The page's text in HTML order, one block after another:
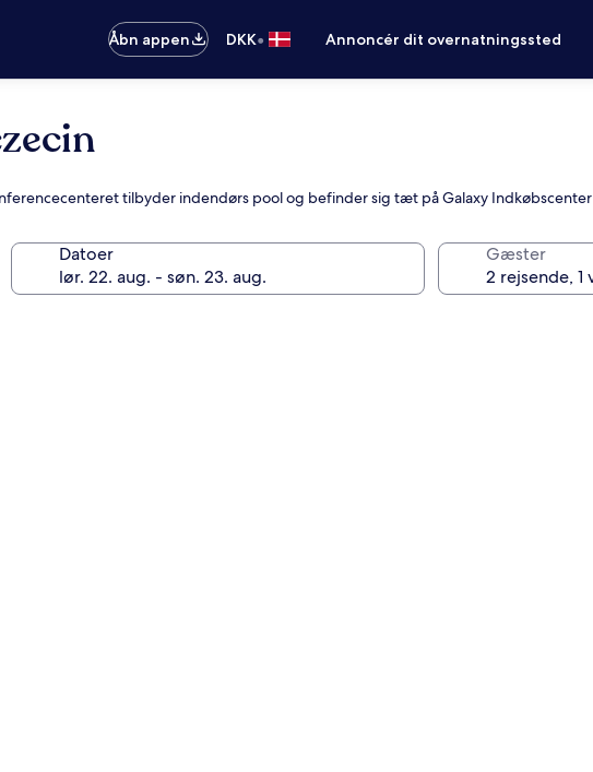
Åbn appen DKK• Annoncér dit overnatningssted
tilbyder indendørs pool og befinder sig tæt på Galaxy Indkøbscenter
Datoer Gæster